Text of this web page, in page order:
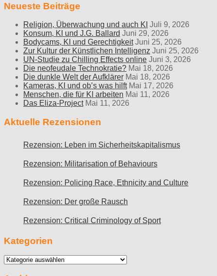
Neueste Beiträge
Religion, Überwachung und auch KI Juli 9, 2026
Konsum, KI und J.G. Ballard Juni 29, 2026
Bodycams, KI und Gerechtigkeit Juni 25, 2026
Zur Kultur der Künstlichen Intelligenz Juni 25, 2026
UN-Studie zu Chilling Effects online Juni 3, 2026
Die neofeudale Technokratie? Mai 18, 2026
Die dunkle Welt der Aufklärer Mai 18, 2026
Kameras, KI und ob’s was hilft Mai 17, 2026
Menschen, die für KI arbeiten Mai 11, 2026
Das Eliza-Project Mai 11, 2026
Aktuelle Rezensionen
Rezension: Leben im Sicherheitskapitalismus
Rezension: Militarisation of Behaviours
Rezension: Policing Race, Ethnicity and Culture
Rezension: Der große Rausch
Rezension: Critical Criminology of Sport
Kategorien
Kategorien